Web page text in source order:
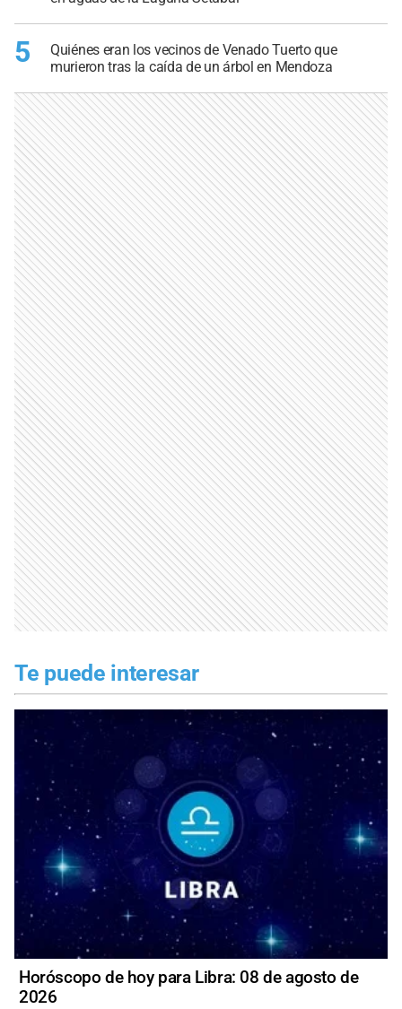
5
Quiénes eran los vecinos de Venado Tuerto que
murieron tras la caída de un árbol en Mendoza
Te puede interesar
Horóscopo de hoy para Libra: 08 de agosto de
2026